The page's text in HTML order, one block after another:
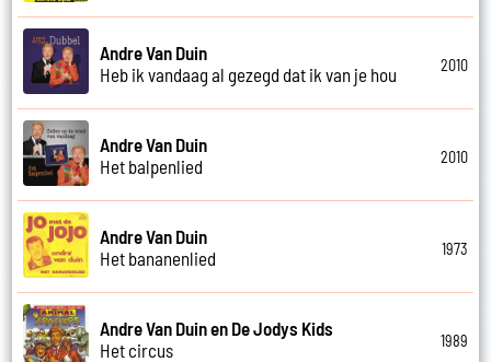
Andre Van Duin
Heb ik vandaag al gezegd dat ik van je hou
2010
Andre Van Duin
Het balpenlied
2010
Andre Van Duin
Het bananenlied
1973
Andre Van Duin en De Jodys Kids
Het circus
1989